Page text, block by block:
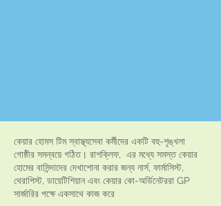
কেয়ার হোমস টিম স্বাস্থ্যসেবা কর্মীদের একটি বহু-শৃঙ্খলা
গোষ্ঠীর সমন্বয়ে গঠিত। রাশক্লিফ, এর মধ্যে সমস্ত কেয়ার
হোমের বাসিন্দাদের দেখাশোনা করার জন্য নার্স, ফার্মাসিস্ট,
থেরাপিস্ট, ডায়েটিশিয়ান এবং কেয়ার কো-অর্ডিনেটররা GP
সার্জারির পক্ষে একসাথে কাজ করে